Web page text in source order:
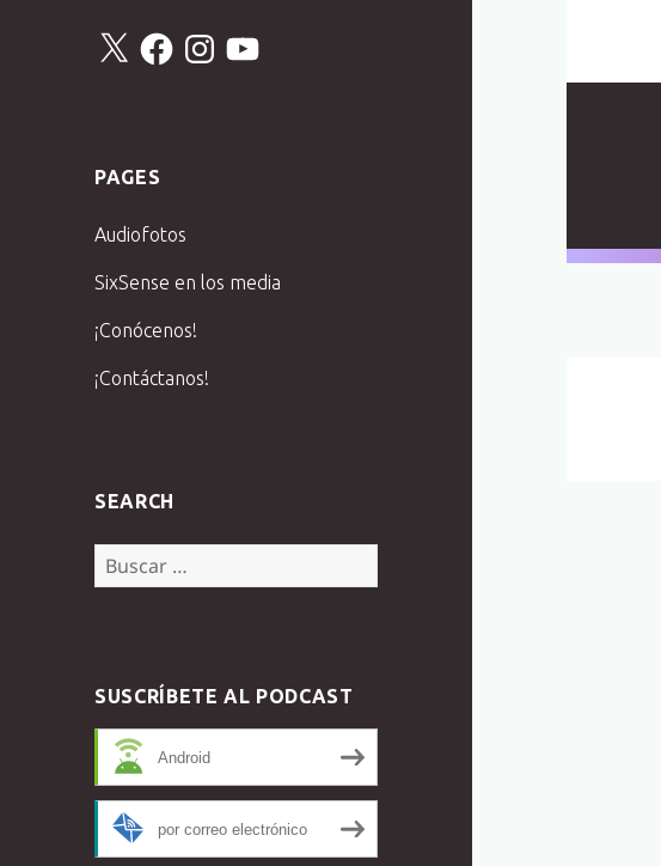
X FacebookInstagram
YouTube
PAGES
Audiofotos
SixSense en los media
¡Conócenos!
¡Contáctanos!
SEARCH
Buscar:
SUSCRÍBETE AL PODCAST
Android
por correo electrónico